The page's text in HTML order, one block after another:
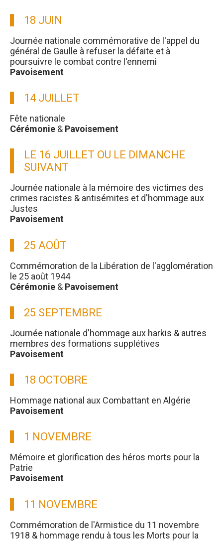
18 JUIN
Journée nationale commémorative de l'appel du
général de Gaulle à refuser la défaite et à
poursuivre le combat contre l'ennemi
Pavoisement
14 JUILLET
Fête nationale
Cérémonie & Pavoisement
LE 16 JUILLET OU LE DIMANCHE
SUIVANT
Journée nationale à la mémoire des victimes des
crimes racistes & antisémites et d'hommage aux
Justes
Pavoisement
25 AOÛT
Commémoration de la Libération de l'agglomération
le 25 août 1944
Cérémonie & Pavoisement
25 SEPTEMBRE
Journée nationale d'hommage aux harkis & autres
membres des formations supplétives
Pavoisement
18 OCTOBRE
Hommage national aux Combattant en Algérie
Pavoisement
1 NOVEMBRE
Mémoire et glorification des héros morts pour la
Patrie
Pavoisement
11 NOVEMBRE
Commémoration de l'Armistice du 11 novembre
1918 & hommage rendu à tous les Morts pour la